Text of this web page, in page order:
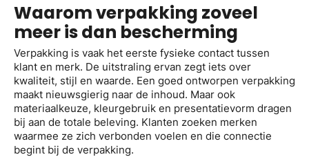
Waarom verpakking zoveel
meer is dan bescherming
Verpakking is vaak het eerste fysieke contact tussen
klant en merk. De uitstraling ervan zegt iets over
kwaliteit, stijl en waarde. Een goed ontworpen verpakking
maakt nieuwsgierig naar de inhoud. Maar ook
materiaalkeuze, kleurgebruik en presentatievorm dragen
bij aan de totale beleving. Klanten zoeken merken
waarmee ze zich verbonden voelen en die connectie
begint bij de verpakking.